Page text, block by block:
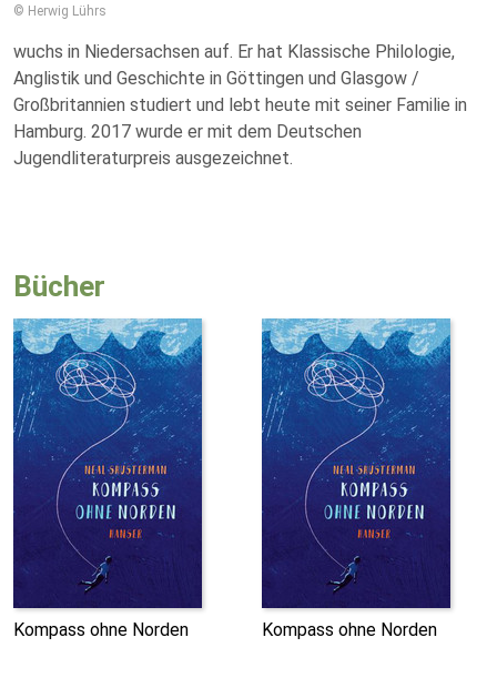
© Herwig Lührs
wuchs in Niedersachsen auf. Er hat Klassische Philologie,
Anglistik und Geschichte in Göttingen und Glasgow /
Großbritannien studiert und lebt heute mit seiner Familie in
Hamburg. 2017 wurde er mit dem Deutschen
Jugendliteraturpreis ausgezeichnet.
Bücher
Kompass ohne Norden Kompass ohne Norden